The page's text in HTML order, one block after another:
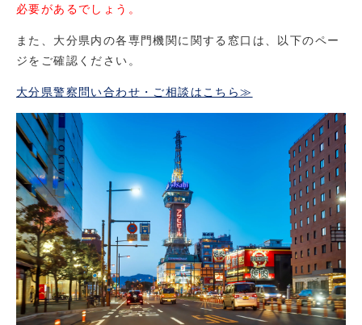
必要があるでしょう。
また、大分県内の各専門機関に関する窓口は、以下のペー
ジをご確認ください。
大分県警察問い合わせ・ご相談はこちら≫